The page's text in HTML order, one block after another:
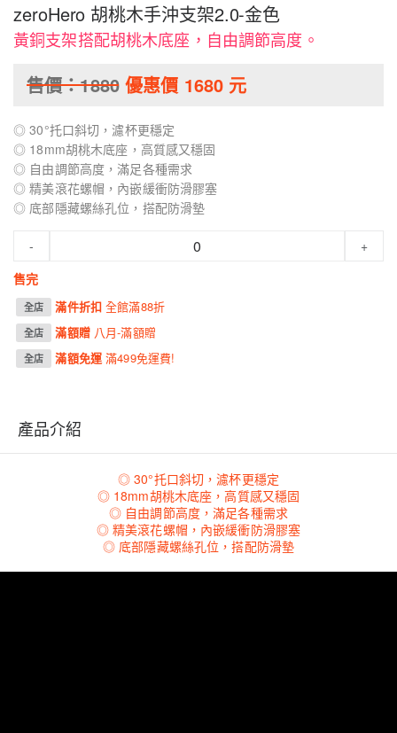
zeroHero 胡桃木手沖支架2.0-金色
黃銅支架搭配胡桃木底座，自由調節高度。
售價：1880 優惠價 1680 元
◎ 30°托口斜切，濾杯更穩定
◎ 18mm胡桃木底座，高質感又穩固
◎ 自由調節高度，滿足各種需求
◎ 精美滾花螺帽，內嵌緩衝防滑膠塞
◎ 底部隱藏螺絲孔位，搭配防滑墊
-
+
售完
全店 滿件折扣全館滿88折
全店 滿額贈 八月-滿額贈
全店 滿額免運滿499免運費!
產品介紹
◎ 30°托口斜切，濾杯更穩定
◎ 18mm胡桃木底座，高質感又穩固
◎ 自由調節高度，滿足各種需求
◎ 精美滾花螺帽，內嵌緩衝防滑膠塞
◎ 底部隱藏螺絲孔位，搭配防滑墊